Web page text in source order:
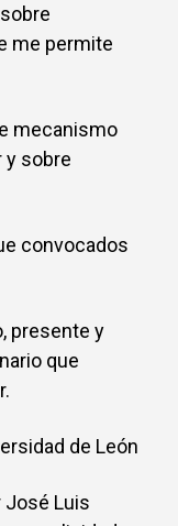
me permite
mecanismo
y sobre
convocados
presente y
que
de León
José Luis